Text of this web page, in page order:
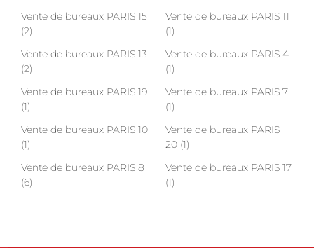
Vente de bureaux PARIS 15
(2)
Vente de bureaux PARIS 13
(2)
Vente de bureaux PARIS 19
(1)
Vente de bureaux PARIS 10
(1)
Vente de bureaux PARIS 8
(6)
Vente de bureaux PARIS 11
(1)
Vente de bureaux PARIS 4
(1)
Vente de bureaux PARIS 7
(1)
Vente de bureaux PARIS
20 (1)
Vente de bureaux PARIS 17
(1)